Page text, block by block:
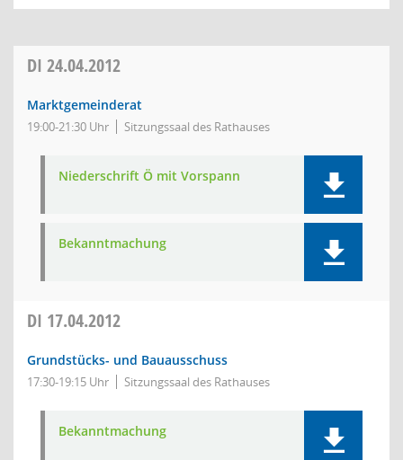
DI 24.04.2012
Marktgemeinderat
19:00-21:30 Uhr Sitzungssaal des Rathauses
Niederschrift Ö mit Vorspann
Bekanntmachung
DI 17.04.2012
Grundstücks- und Bauausschuss
17:30-19:15 Uhr Sitzungssaal des Rathauses
Bekanntmachung